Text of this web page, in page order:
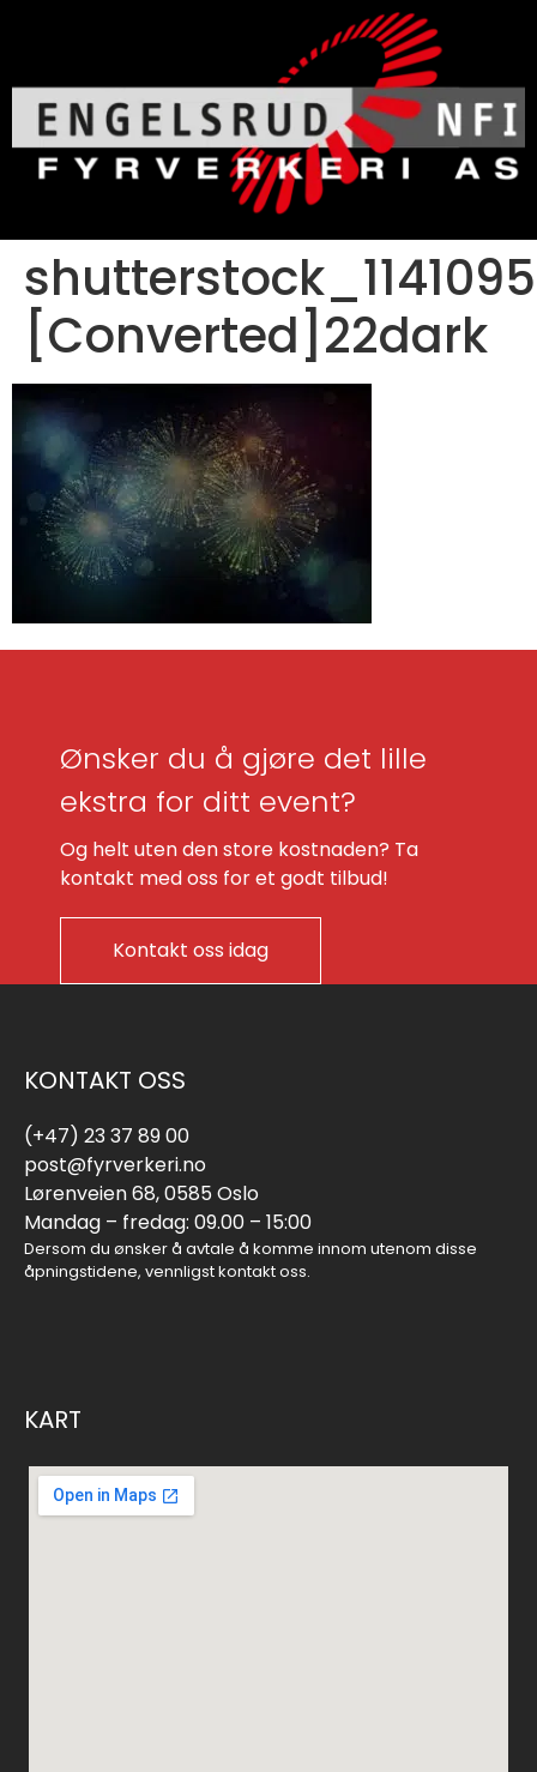
[Converted]22dark
Ønsker du å gjøre det lille
ekstra for ditt event?
Og helt uten den store kostnaden? Ta
kontakt med oss for et godt tilbud!
Kontakt oss idag
KONTAKT OSS
(+47) 23 37 89 00
post@fyrverkeri.no
Lørenveien 68, 0585 Oslo
Mandag – fredag: 09.00 – 15:00
Dersom du ønsker å avtale å komme innom utenom disse
åpningstidene, vennligst kontakt oss.
KART